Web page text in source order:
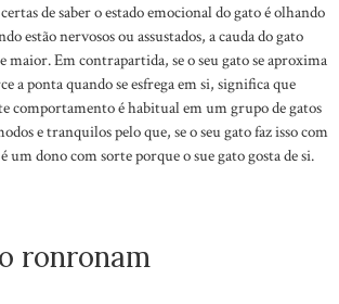
de saber o estado emocional do gato é olhando
estão nervosos ou assustados, a cauda do gato
maior. Em contrapartida, se o seu gato se aproxima
a ponta quando se esfrega em si, significa que
comportamento é habitual em um grupo de gatos
e tranquilos pelo que, se o seu gato faz isso com
um dono com sorte porque o sue gato gosta de si.
ronronam